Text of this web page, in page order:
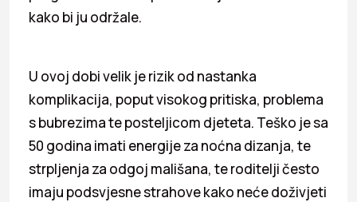
kako bi ju održale.
U ovoj dobi velik je rizik od nastanka
komplikacija, poput visokog pritiska, problema
s bubrezima te posteljicom djeteta. Teško je sa
50 godina imati energije za noćna dizanja, te
strpljenja za odgoj mališana, te roditelji često
imaju podsvjesne strahove kako neće doživjeti